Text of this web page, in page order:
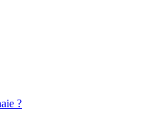
?